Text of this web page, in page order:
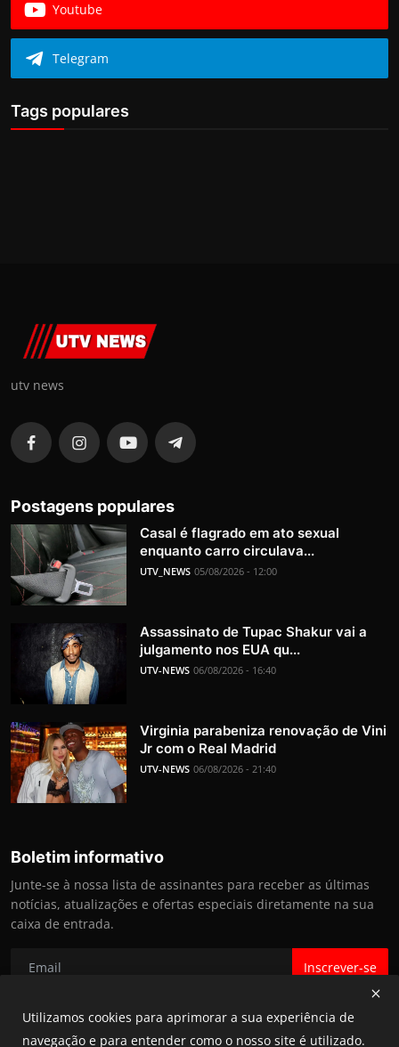
Youtube
Telegram
Tags populares
utv news
Postagens populares
Casal é flagrado em ato sexual
enquanto carro circulava...
UTV_NEWS 05/08/2026 - 12:00
Assassinato de Tupac Shakur vai a
julgamento nos EUA qu...
UTV-NEWS 06/08/2026 - 16:40
Virginia parabeniza renovação de Vini
Jr com o Real Madrid
UTV-NEWS 06/08/2026 - 21:40
Boletim informativo
Junte-se à nossa lista de assinantes para receber as últimas
notícias, atualizações e ofertas especiais diretamente na sua
caixa de entrada.
Inscrever-se
Utilizamos cookies para aprimorar a sua experiência de
navegação e para entender como o nosso site é utilizado.